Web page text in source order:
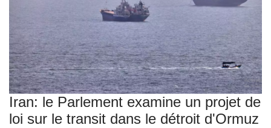
Iran: le Parlement examine un projet de
loi sur le transit dans le détroit d'Ormuz